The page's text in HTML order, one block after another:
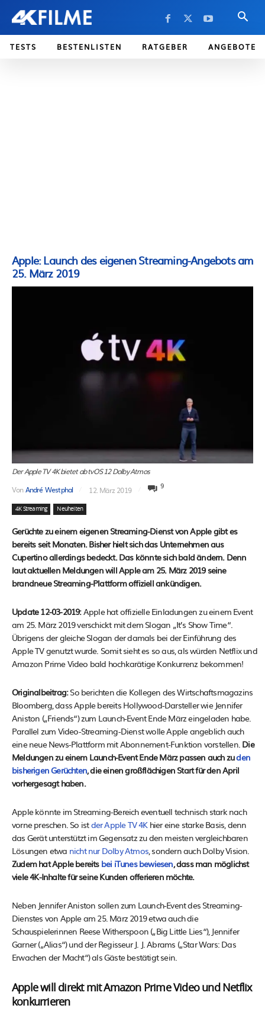
TESTS BESTENLISTEN RATGEBER ANGEBOTE
Apple: Launch des eigenen Streaming-Angebots am
25. März 2019
Der Apple TV 4K bietet ab tvOS 12 Dolby Atmos
VonAndré Westphal 12. März 2019 9
4K Streaming Neuheiten
Gerüchte zu einem eigenen Streaming-Dienst von Apple gibt es
bereits seit Monaten. Bisher hielt sich das Unternehmen aus
Cupertino allerdings bedeckt. Das könnte sich bald ändern. Denn
laut aktuellen Meldungen will Apple am 25. März 2019 seine
brandneue Streaming-Plattform offiziell ankündigen.
Update 12-03-2019:Apple hat offizielle Einladungen zu einem Event
am 25. März 2019 verschickt mit dem Slogan „It’s Show Time“.
Übrigens der gleiche Slogan der damals bei der Einführung des
Apple TV genutzt wurde. Somit sieht es so aus, als würden Netflix und
Amazon Prime Video bald hochkarätige Konkurrenz bekommen!
Originalbeitrag:So berichten die Kollegen des Wirtschaftsmagazins
Bloomberg, dass Apple bereits Hollywood-Darsteller wie Jennifer
Aniston („Friends“) zum Launch-Event Ende März eingeladen habe.
Parallel zum Video-Streaming-Dienst wolle Apple angeblich auch
eine neue News-Plattform mit Abonnement-Funktion vorstellen. Die
Meldungen zu einem Launch-Event Ende März passen auch zuden
bisherigen Gerüchten, die einen großflächigen Start für den April
vorhergesagt haben.
Apple könnte im Streaming-Bereich eventuell technisch stark nach
vorne preschen. So istder Apple TV 4Khier eine starke Basis, denn
das Gerät unterstützt im Gegensatz zu den meisten vergleichbaren
Lösungen etwa nicht nur Dolby Atmos, sondern auch Dolby Vision.
Zudem hat Apple bereits bei iTunes bewiesen, dass man möglichst
viele 4K-Inhalte für seine Kunden offerieren möchte.
Neben Jennifer Aniston sollen zum Launch-Event des Streaming-
Dienstes von Apple am 25. März 2019 etwa auch die
Schauspielerinnen Reese Witherspoon („Big Little Lies“), Jennifer
Garner („Alias“) und der Regisseur J. J. Abrams („Star Wars: Das
Erwachen der Macht“) als Gäste bestätigt sein.
Apple will direkt mit Amazon Prime Video und Netflix
konkurrieren